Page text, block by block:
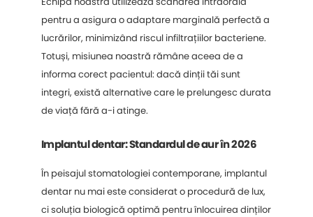
pentru a asigura o adaptare marginală perfectă a
lucrărilor, minimizând riscul infiltrațiilor bacteriene.
Totuși, misiunea noastră rămâne aceea de a
informa corect pacientul: dacă dinții tăi sunt
integri, există alternative care le prelungesc durata
de viață fără a-i atinge.
Implantul dentar: Standardul de aur în 2026
În peisajul stomatologiei contemporane, implantul
dentar nu mai este considerat o procedură de lux,
ci soluția biologică optimă pentru înlocuirea dinților